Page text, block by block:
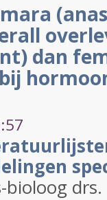
dan
bioloog